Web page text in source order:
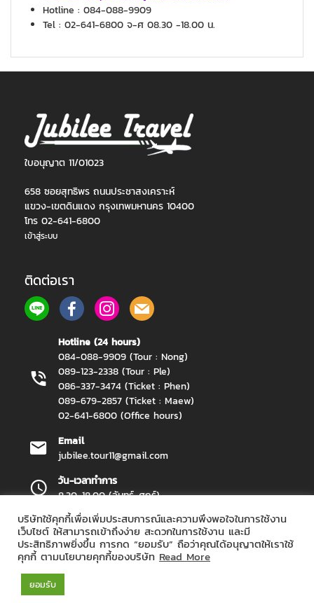
Hotline : 084-088-9909
Tel : 02-641-6800 จ-ศ 08.30 -18.00 น.
ใบอนุญาต 11/01023
658 ซอยสุทธิพร ถนนประชาสงเคราะห์
แขวง-เขตดินแดง กรุงเทพมหานคร 10400
โทร 02-641-6800
เข้าสู่ระบบ
ติดต่อเรา
Hotline (24 hours)
084-088-9909 (Tour : Nong)
089-123-2338 (Tour : Ple)
086-337-3474 (Ticket : Phen)
089-679-2857 (Ticket : Maew)
02-641-6800 (Office hours)
Email
jubilee.tour11@gmail.com
วัน-เวลาทำการ
8.30-18.00 (จันทร์-ศุกร์)
Jubilee Travel Copyright 2026.All Rights Reserved.
บริษัทใช้คุกกี้เพื่อเพิ่มประสบการณ์และความพึงพอใจในการใช้งาน
เว็บไซต์ ให้สามารถเข้าถึงง่าย สะดวกในการใช้งาน และมี
ประสิทธิภาพยิ่งขึ้น การกด “ยอมรับ” ถือว่าคุณได้อนุญาตให้เราใช้
คุกกี้ ตามนโยบายคุกกี้ของบริษัท Read More
ยอมรับ